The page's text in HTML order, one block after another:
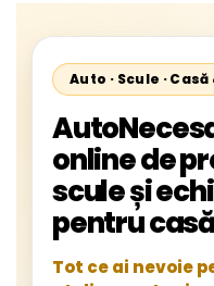
Auto · Scule ·
online de
scule și
pentru
Tot ce ai nevoie